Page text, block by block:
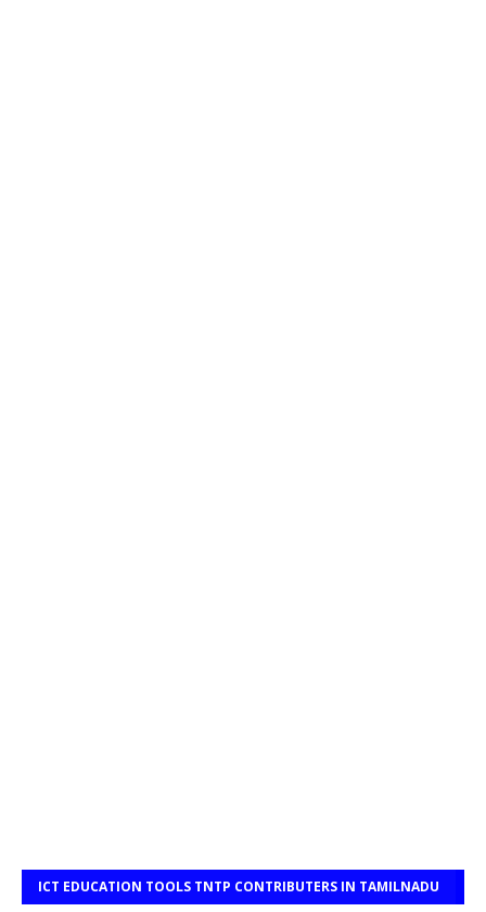
ICT EDUCATION TOOLS TNTP CONTRIBUTERS IN TAMILNADU